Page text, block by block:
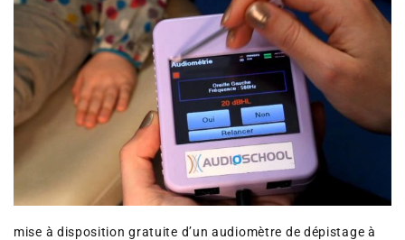
mise à disposition gratuite d’un audiomètre de dépistage à